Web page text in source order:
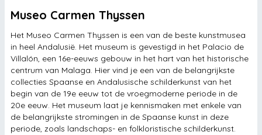
Caminito del Rey
Museo Carmen Thyssen
Het Museo Carmen Thyssen is een van de beste kunstmusea
in heel Andalusië. Het museum is gevestigd in het Palacio de
Villalón, een 16e-eeuws gebouw in het hart van het historische
centrum van Malaga. Hier vind je een van de belangrijkste
collecties Spaanse en Andalusische schilderkunst van het
begin van de 19e eeuw tot de vroegmoderne periode in de
20e eeuw. Het museum laat je kennismaken met enkele van
de belangrijkste stromingen in de Spaanse kunst in deze
periode, zoals landschaps- en folkloristische schilderkunst.